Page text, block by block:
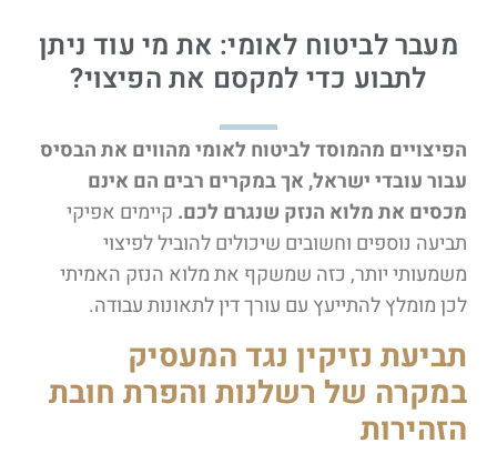
מעבר לביטוח לאומי: את מי עוד ניתן
לתבוע כדי למקסם את הפיצוי?
הפיצויים מהמוסד לביטוח לאומי מהווים את הבסיס
עבור עובדי ישראל, אך במקרים רבים הם אינם
מכסים את מלוא הנזק שנגרם לכם. קיימים אפיקי
תביעה נוספים וחשובים שיכולים להוביל לפיצוי
משמעותי יותר, כזה שמשקף את מלוא הנזק האמיתי
לכן מומלץ להתייעץ עם עורך דין לתאונות עבודה.
תביעת נזיקין נגד המעסיק
במקרה של רשלנות והפרת חובת
הזהירות